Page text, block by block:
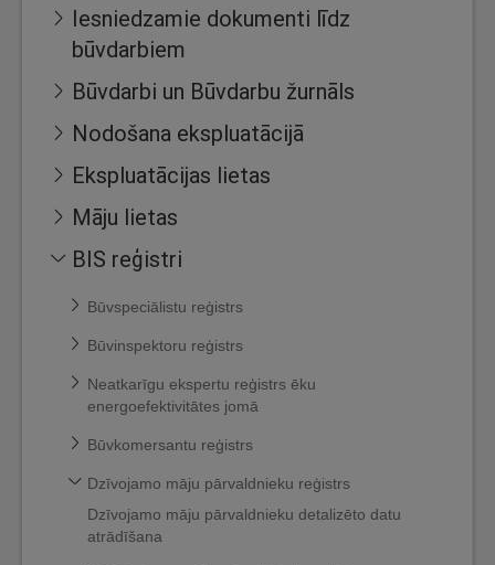
Iesniedzamie dokumenti līdz
būvdarbiem
Būvdarbi un Būvdarbu žurnāls
Nodošana ekspluatācijā
Ekspluatācijas lietas
Māju lietas
BIS reģistri
Būvspeciālistu reģistrs
Būvinspektoru reģistrs
Neatkarīgu ekspertu reģistrs ēku
energoefektivitātes jomā
Būvkomersantu reģistrs
Dzīvojamo māju pārvaldnieku reģistrs
Dzīvojamo māju pārvaldnieku detalizēto datu
atrādīšana